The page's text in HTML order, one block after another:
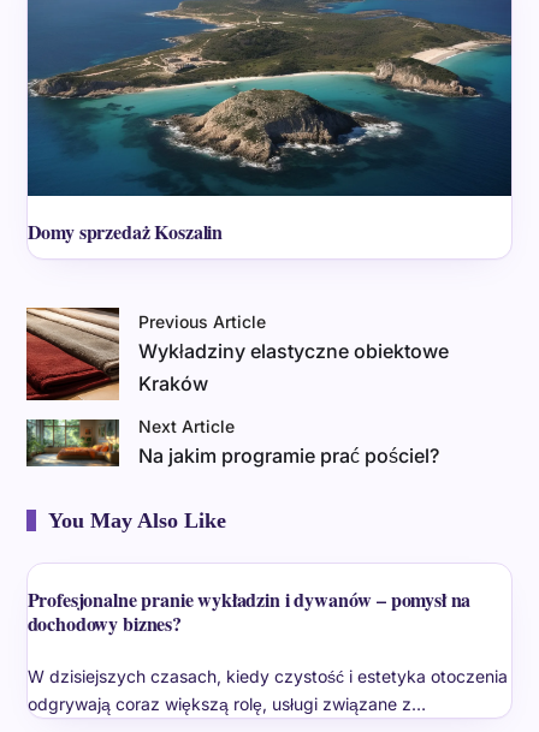
Domy sprzedaż Koszalin
Previous Article
Wykładziny elastyczne obiektowe
Kraków
Next Article
Na jakim programie prać pościel?
You May Also Like
Profesjonalne pranie wykładzin i dywanów – pomysł na
dochodowy biznes?
W dzisiejszych czasach, kiedy czystość i estetyka otoczenia
odgrywają coraz większą rolę, usługi związane z…